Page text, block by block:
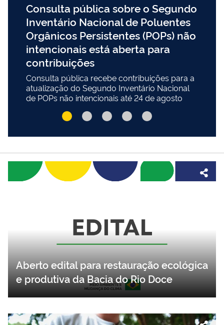
Consulta pública sobre o Segundo
Inventário Nacional de Poluentes
Orgânicos Persistentes (POPs) não
intencionais está aberta para
contribuições
Consulta pública recebe contribuições para a
atualização do Segundo Inventário Nacional
de POPs não intencionais até 24 de agosto
Aberto edital para restauração ecológica
e produtiva da Bacia do Rio Doce